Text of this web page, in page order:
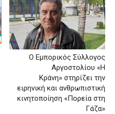
Ο Εμπορικός Σύλλογος
Αργοστολίου «Η
Κράνη» στηρίζει την
ειρηνική και ανθρωπιστική
κινητοποίηση «Πορεία στη
Γάζα»